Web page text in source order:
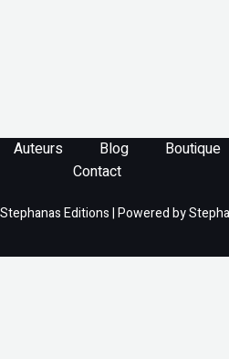
Auteurs Blog Boutique
Contact
Editions | Powered by